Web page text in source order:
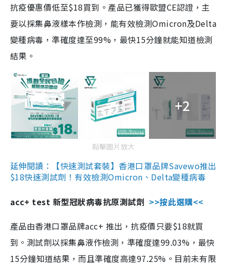
抗疫優惠價低至$18買到。產品已獲得歐盟CE認證，主
要以採集鼻液樣本作檢測，能有效檢測Omicron及Delta
變種病毒，準確度達至99%，最快15分鐘就能知道檢測
結果。
+2
點擊圖片放大
延伸閱讀：【快速測試套裝】香港口罩品牌Savewo推出
$18快速測試劑！有效檢測Omicron、Delta變種病毒
acc+ test 新型冠狀病毒抗原測試劑 >>按此選購<<
產品由香港口罩品牌acc+ 推出，抗疫價只要$18就買
到。測試劑以採集鼻液作檢測，準確度達99.03%，最快
15分鐘知道結果，而且準確度高達97.25%。目前未有限